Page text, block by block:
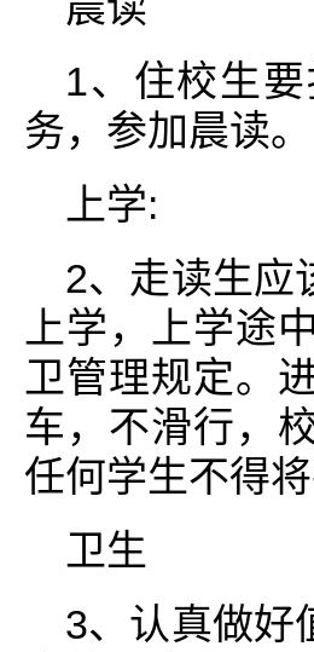
1、住校生
务，参加晨读。
上学:
2、走读生应
上学，上学途
卫管理规定。
车，不滑行，
任何学生不得
卫生
3、认真做好